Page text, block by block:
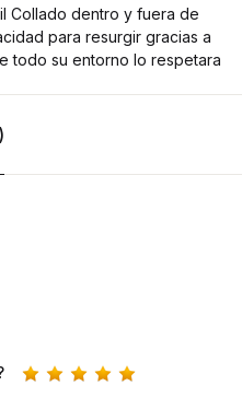
Collado dentro y fuera de
para resurgir gracias a
todo su entorno lo respetara